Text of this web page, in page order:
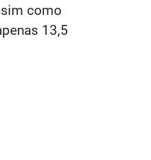
como
13,5